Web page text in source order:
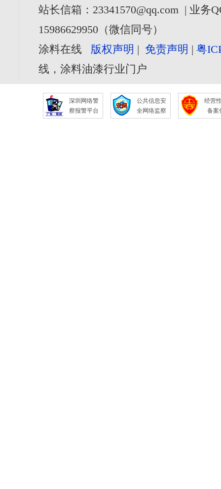
站长信箱：23341570@qq.com | 业务
15986629950（微信同号）
涂料在线 版权声明 | 免责声明 |粤
线，涂料油漆行业门户
深圳网络警
察报警平台
公共信息安
全网络监察
经营
备案